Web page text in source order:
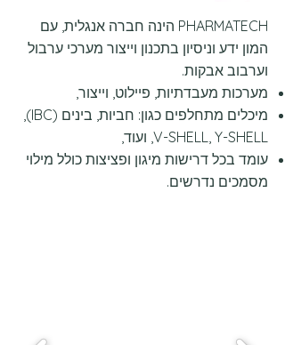
PHARMATECH הינה חברה אנגלית, עם
המון ידע וניסיון בתכנון וייצור מערכי ערבול
וערבוב אבקות.
מערכות מעבדתיות, פיילוט, וייצור,
מיכלים מתחלפים כגון: חביות, בינים (IBC),
V-SHELL, Y-SHELL, ועוד,
עומד בכל דרישות מיגון ופציצות כולל מילוי
מסמכים נדרשים.